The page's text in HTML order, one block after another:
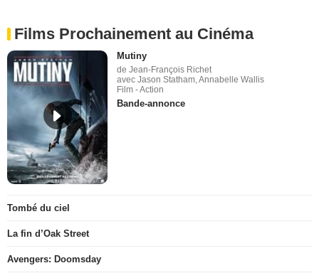
Films Prochainement au Cinéma
Mutiny
de Jean-François Richet
avec Jason Statham, Annabelle Wallis
Film - Action
Bande-annonce
Tombé du ciel
La fin d’Oak Street
Avengers: Doomsday